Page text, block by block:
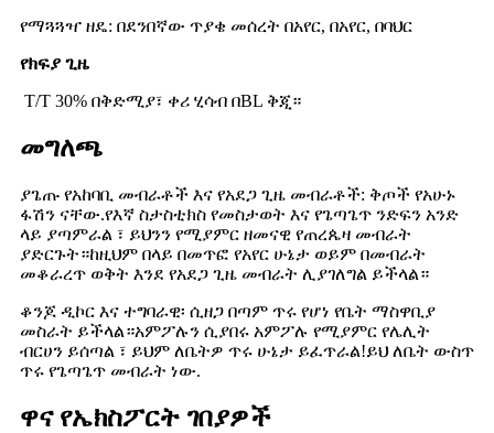
የማጓጓዣ ዘዴ: በደንበኛው ጥያቄ መሰረት በአየር, በአየር, በባህር
የክፍያ ጊዜ
T/T 30% በቅድሚያ፣ ቀሪ ሂሳብ በBL ቅጂ።
መግለጫ
ያጌጡ የአከባቢ መብራቶች እና የአደጋ ጊዜ መብራቶች: ቅጦች የአሁኑ
ፋሽን ናቸው.የእኛ ስታስቲክስ የመስታወት እና የጌጣጌጥ ንድፍን አንድ
ላይ ያጣምራል ፣ ይህንን የሚያምር ዘመናዊ የጠረጴዛ መብራት
ያድርጉት።ከዚህም በላይ በመጥፎ የአየር ሁኔታ ወይም በመብራት
መቆራረጥ ወቅት እንደ የአደጋ ጊዜ መብራት ሊያገለግል ይችላል።
ቆንጆ ዲኮር እና ተግባራዊ፡ ሲዘጋ በጣም ጥሩ የሆነ የቤት ማስዋቢያ
መስራት ይችላል።አምፖሉን ሲያበሩ አምፖሉ የሚያምር የሌሊት
ብርሀን ይሰጣል ፣ ይህም ለቤትዎ ጥሩ ሁኔታ ይፈጥራል!ይህ ለቤት ውስጥ
ጥሩ የጌጣጌጥ መብራት ነው.
ዋና የኤክስፖርት ገበያዎች